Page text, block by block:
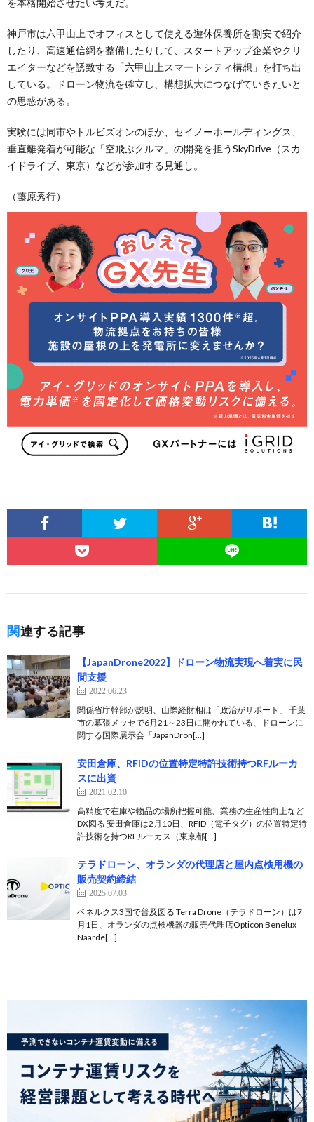
神戸市は六甲山上でオフィスとして使える遊休保養所を割安で紹介
したり、高速通信網を整備したりして、スタートアップ企業やクリ
エイターなどを誘致する「六甲山上スマートシティ構想」を打ち出
している。ドローン物流を確立し、構想拡大につなげていきたいと
の思惑がある。
実験には同市やトルビズオンのほか、セイノーホールディングス、
垂直離発着が可能な「空飛ぶクルマ」の開発を担うSkyDrive（スカ
イドライブ、東京）などが参加する見通し。
（藤原秀行）
関連する記事
【JapanDrone2022】ドローン物流実現へ着実に民
間支援
2022.06.23
関係省庁幹部が説明、山際経財相は「政治がサポート」 千葉
市の幕張メッセで6月21～23日に開かれている、ドローンに
関する国際展示会「JapanDron[…]
安田倉庫、RFIDの位置特定特許技術持つRFルーカ
スに出資
2021.02.10
高精度で在庫や物品の場所把握可能、業務の生産性向上など
DX図る 安田倉庫は2月10日、RFID（電子タグ）の位置特定特
許技術を持つRFルーカス（東京都[…]
テラドローン、オランダの代理店と屋内点検用機の
販売契約締結
2025.07.03
ベネルクス3国で普及図る Terra Drone（テラドローン）は7
月1日、オランダの点検機器の販売代理店Opticon Benelux
Naarde[…]